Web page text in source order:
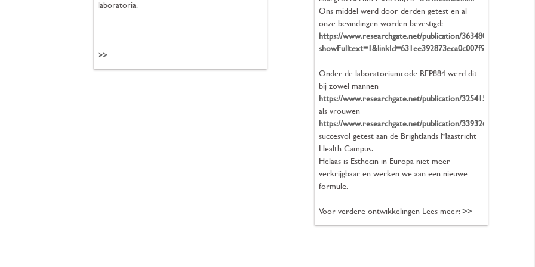
laboratoria.
>>
Ons middel werd door derden getest en al
onze bevindingen worden bevestigd:
https://www.researchgate.net/publication/
showFulltext=1&linkId=631ee392873eca0c007f94d7
Onder de laboratoriumcode REP884 werd dit
bij zowel mannen
https://www.researchgate.net/publication/
als vrouwen
https://www.researchgate.net/publication/
succesvol getest aan de Brightlands Maastricht
Health Campus.
Helaas is Esthecin in Europa niet meer
verkrijgbaar en werken we aan een nieuwe
formule.
Voor verdere ontwikkelingen Lees meer:>>